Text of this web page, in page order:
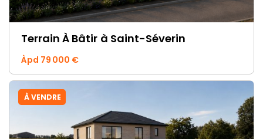
Terrain À Bâtir à Saint-Séverin
Àpd 79 000 €
À VENDRE